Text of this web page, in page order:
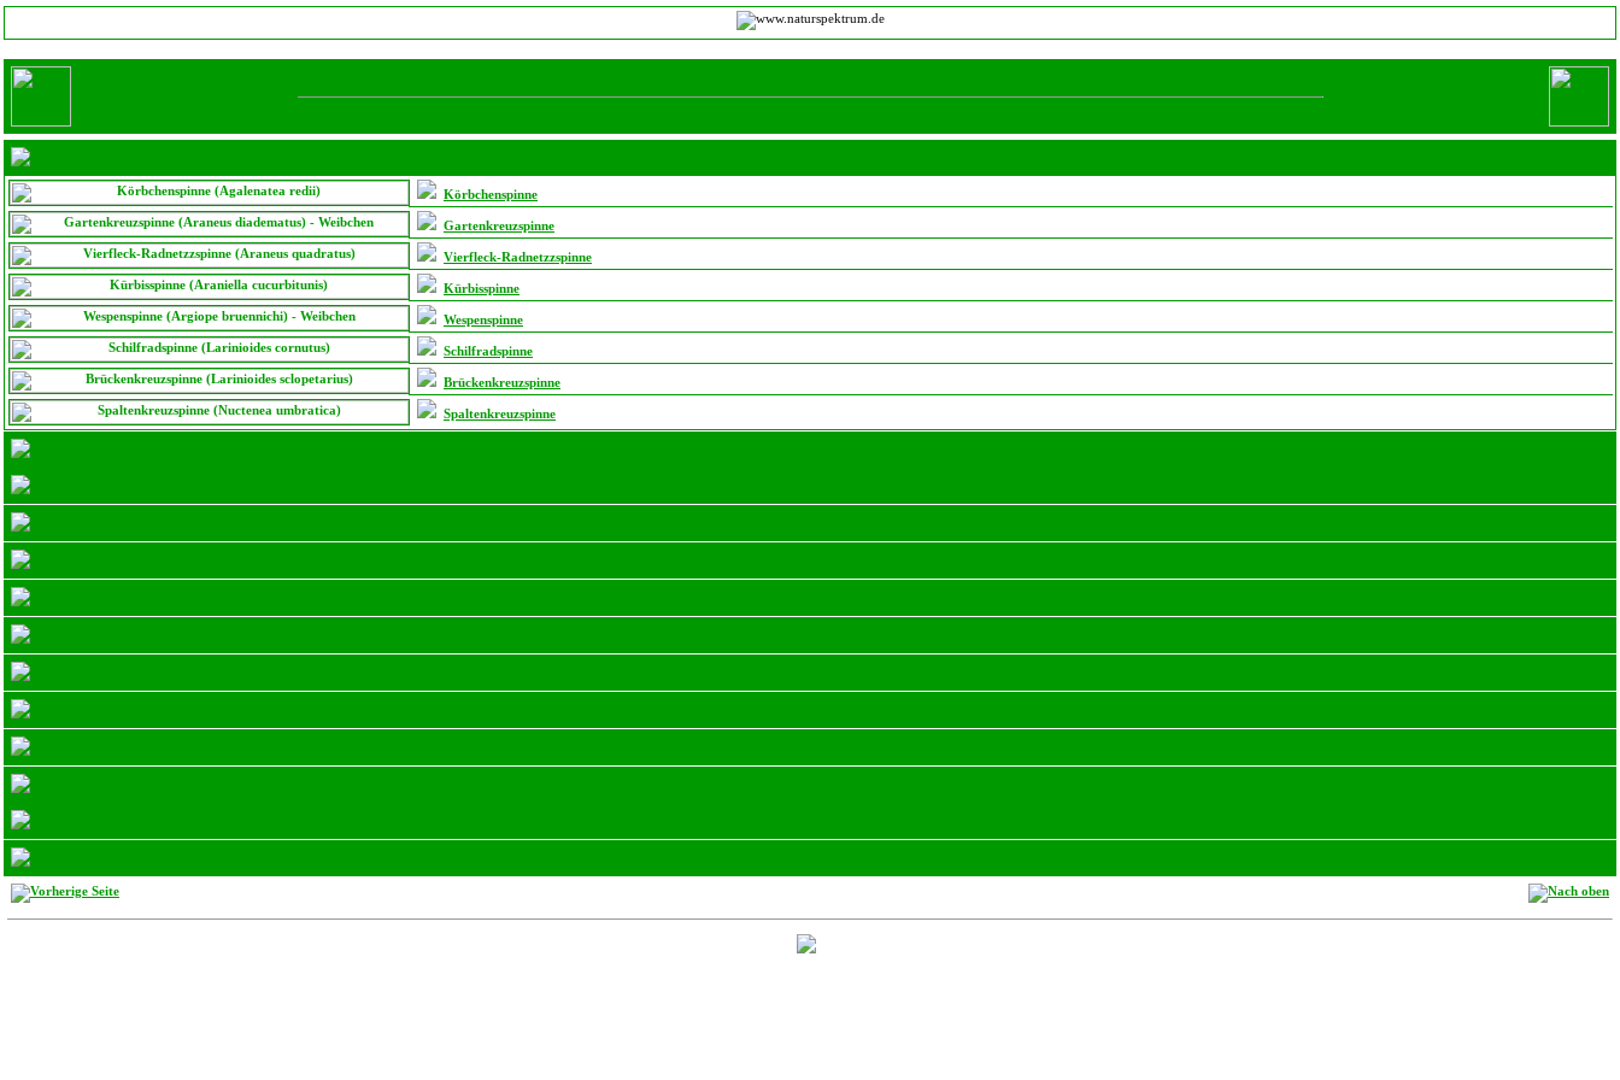
Körbchenspinne
Gartenkreuzspinne
Vierfleck-Radnetzzspinne
Kürbisspinne
Wespenspinne
Schilfradspinne
Brückenkreuzspinne
Spaltenkreuzspinne